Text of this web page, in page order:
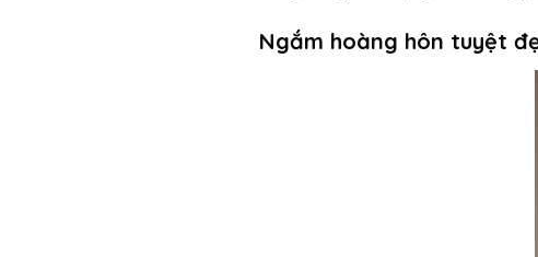
Ngắm hoàng hôn tuyệt